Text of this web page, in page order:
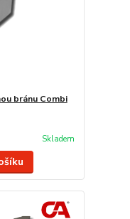
bránu Combi
Skladem